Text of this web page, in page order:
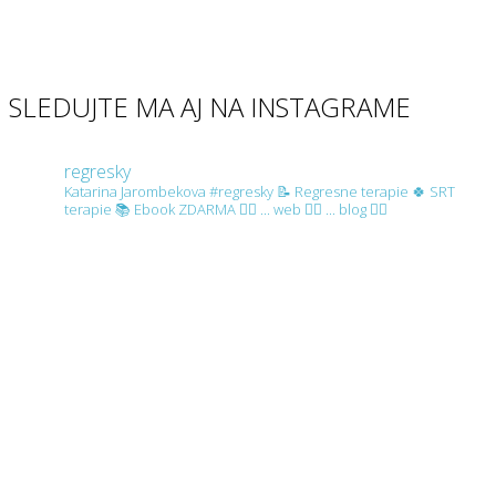
SLEDUJTE MA AJ NA INSTAGRAME
regresky
Katarina Jarombekova #regresky 📝 Regresne terapie 🍀 SRT
terapie 📚 Ebook ZDARMA 👇🏼 ... web 👇🏼 ... blog 👇🏼